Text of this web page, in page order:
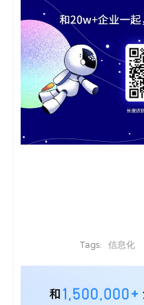
Tags: 信息化